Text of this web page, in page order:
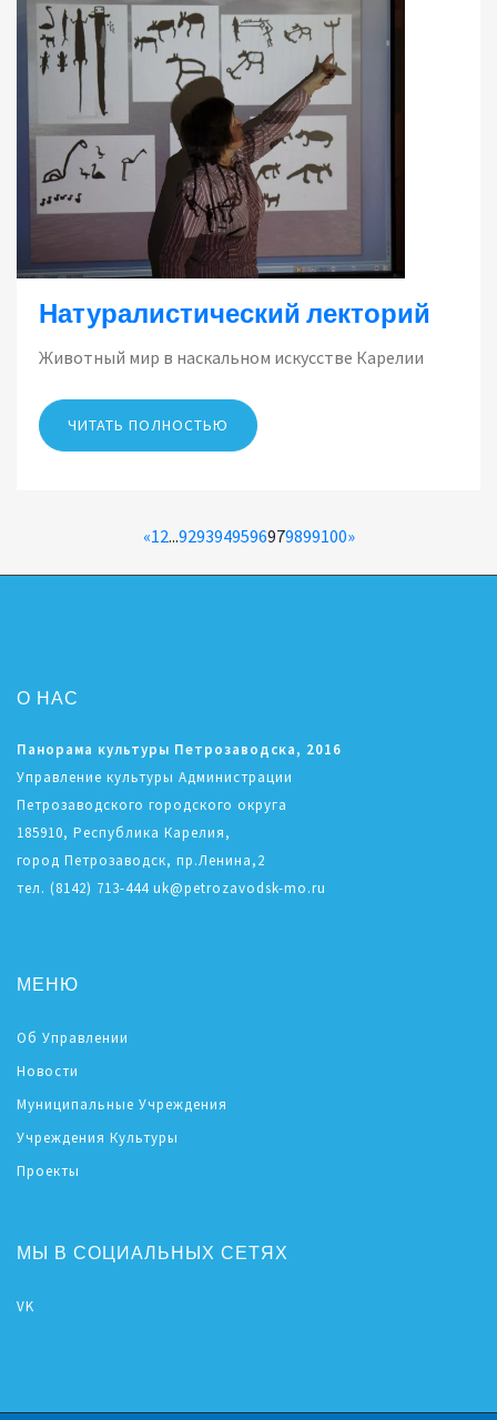
Натуралистический лекторий
Животный мир в наскальном искусстве Карелии
ЧИТАТЬ ПОЛНОСТЬЮ
«12...9293949596979899100»
О НАС
Панорама культуры Петрозаводска, 2016
Управление культуры Администрации
Петрозаводского городского округа
185910, Республика Карелия,
город Петрозаводск, пр.Ленина,2
тел. (8142) 713-444 uk@petrozavodsk-mo.ru
МЕНЮ
Об Управлении
Новости
Муниципальные Учреждения
Учреждения Культуры
Проекты
МЫ В СОЦИАЛЬНЫХ СЕТЯХ
VK